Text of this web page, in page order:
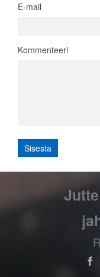
E-mail
Kommenteeri